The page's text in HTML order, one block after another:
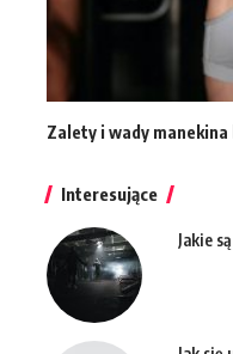
Zalety i wady manekina
Interesujące
Jakie